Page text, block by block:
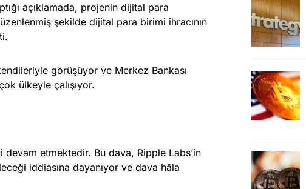
açıklamada, projenin dijital para
şekilde dijital para birimi ihracının
görüşüyor ve Merkez Bankası
ülkeyle çalışıyor.
devam etmektedir. Bu dava, Ripple Labs’in
iddiasına dayanıyor ve dava hâla